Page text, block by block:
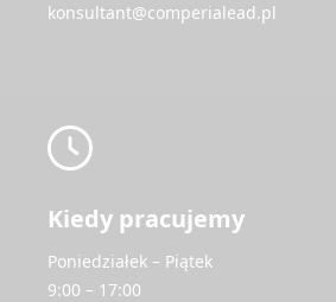
konsultant@comperialead.pl
Kiedy pracujemy
Poniedziałek – Piątek
9:00 – 17:00